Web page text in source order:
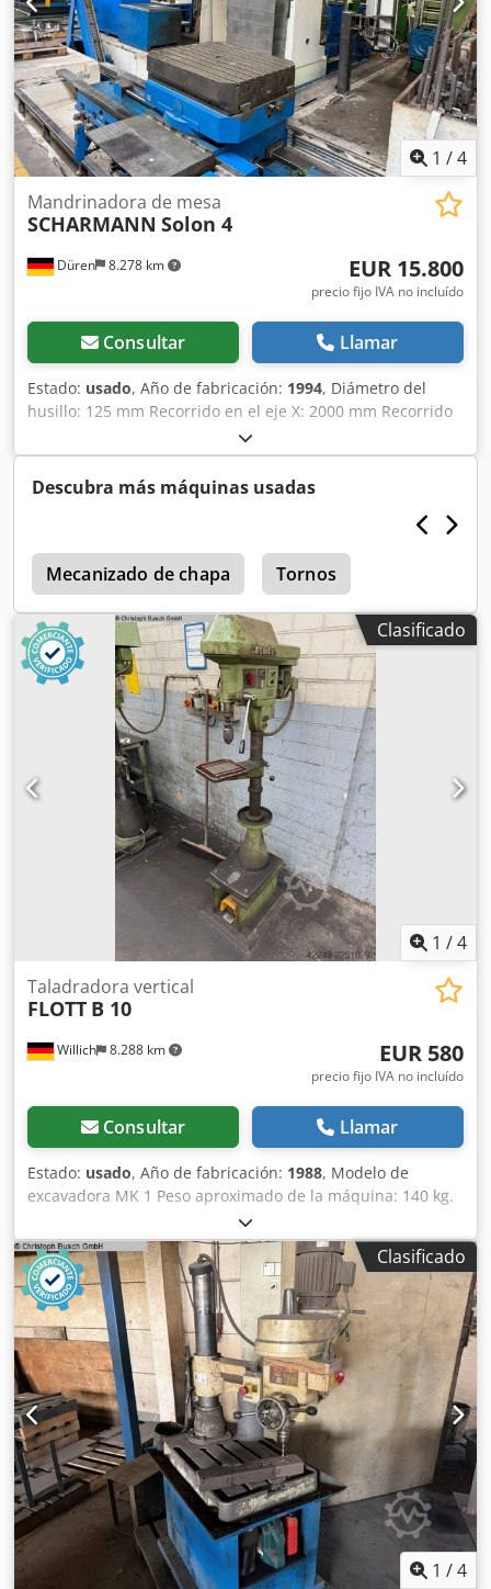
1 /4
Düren 8.278 km
Mandrinadora de mesa
SCHARMANN Solon 4
EUR 15.800
precio fijo IVA no incluído
Consultar Llamar
Estado: usado, Año de fabricación: 1994, Diámetro del
husillo: 125 mm Recorrido en el eje X: 2000 mm Recorrido
en el eje Y: 1600 mm Sistema de control: Siemens 840 C
Dwodpfxoztfwxe Ahqja Recorrido en el eje Z: 1400 mm
Recorrido en el eje W: 600 mm Cono SK50: sí Potencia total
requerida: 40 kW Peso de la máquina: aproximadamente
Descubra más máquinas usadas
Mecanizado de chapa Tornos
Clasificado
1 /4
Willich 8.288 km
Taladradora vertical
FLOTT B 10
EUR 580
precio fijo IVA no incluído
Consultar Llamar
Estado: usado, Año de fabricación: 1988, Modelo de
excavadora MK 1 Peso aproximado de la máquina: 140 kg.
Clasificado
1 /4